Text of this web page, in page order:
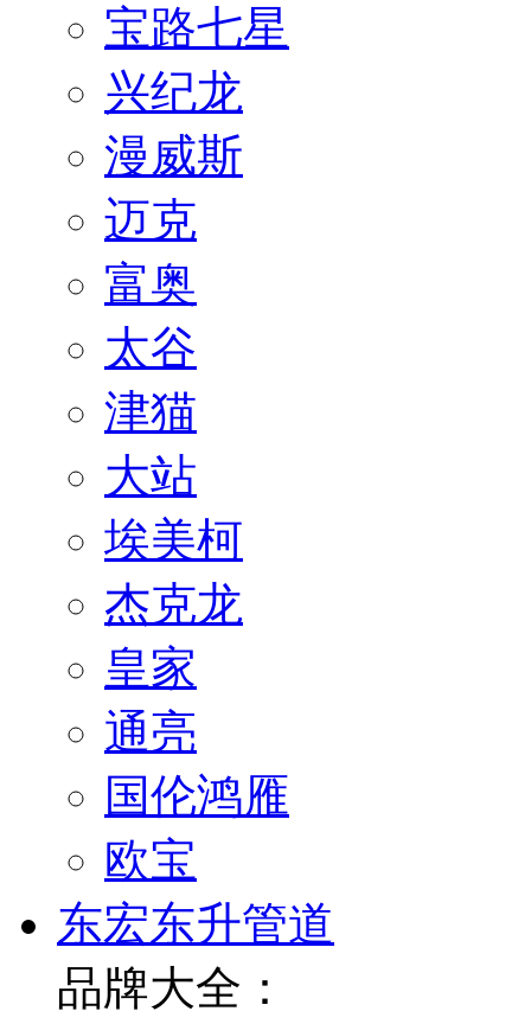
宝路七星
兴纪龙
漫威斯
迈克
富奥
太谷
津猫
大站
埃美柯
杰克龙
皇家
通亮
国伦鸿雁
欧宝
东宏东升管道
品牌大全：